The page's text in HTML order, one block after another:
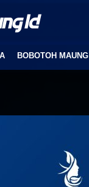
BOBOTOH MAUNG